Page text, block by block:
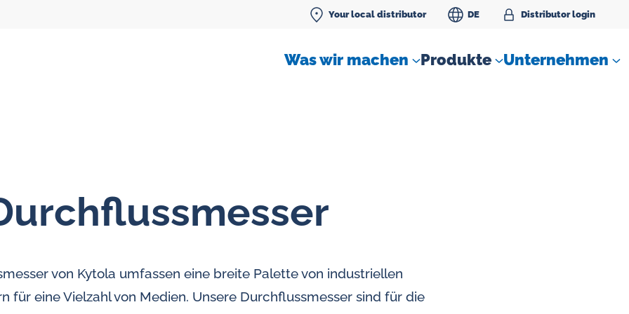
Your local distributor DE Distributor login
Was wir machen Produkte
Durchflussmesser für öl
Ölflussmessungsysteme Durchflussregler für Gase
Unternehmen
von Kytola umfassen eine breite Palette von industriellen
für eine Vielzahl von Medien. Unsere Durchflussmesser sind für die